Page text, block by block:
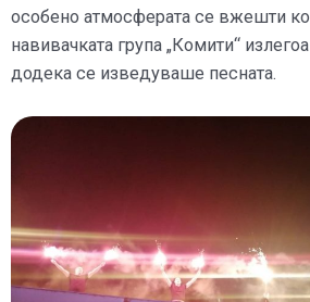
особено атмосферата се вжешти
навивачката група „Комити“
додека се изведуваше песната.